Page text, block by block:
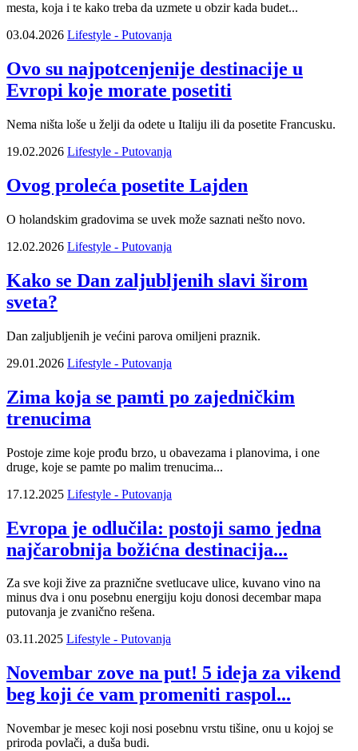
mesta, koja i te kako treba da uzmete u obzir kada budet...
03.04.2026 Lifestyle - Putovanja
Ovo su najpotcenjenije destinacije u
Evropi koje morate posetiti
Nema ništa loše u želji da odete u Italiju ili da posetite Francusku.
19.02.2026 Lifestyle - Putovanja
Ovog proleća posetite Lajden
O holandskim gradovima se uvek može saznati nešto novo.
12.02.2026 Lifestyle - Putovanja
Kako se Dan zaljubljenih slavi širom
sveta?
Dan zaljubljenih je većini parova omiljeni praznik.
29.01.2026 Lifestyle - Putovanja
Zima koja se pamti po zajedničkim
trenucima
Postoje zime koje prođu brzo, u obavezama i planovima, i one
druge, koje se pamte po malim trenucima...
17.12.2025 Lifestyle - Putovanja
Evropa je odlučila: postoji samo jedna
najčarobnija božićna destinacija...
Za sve koji žive za praznične svetlucave ulice, kuvano vino na
minus dva i onu posebnu energiju koju donosi decembar mapa
putovanja je zvanično rešena.
03.11.2025 Lifestyle - Putovanja
Novembar zove na put! 5 ideja za vikend
beg koji će vam promeniti raspol...
Novembar je mesec koji nosi posebnu vrstu tišine, onu u kojoj se
priroda povlači, a duša budi.